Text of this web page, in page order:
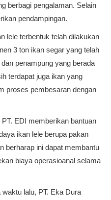
berbagi pengalaman. Selain
pendampingan.
lele terbentuk telah dilakukan
3 ton ikan segar yang telah
penampung yang berada
terdapat juga ikan yang
proses pembesaran dengan
EDI memberikan bantuan
ikan lele berupa pakan
berharap ini dapat membantu
biaya operasioanal selama
lalu, PT. Eka Dura